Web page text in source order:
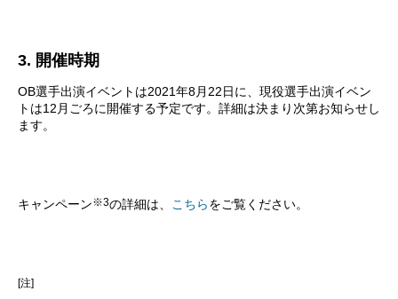
3. 開催時期
OB選手出演イベントは2021年8月22日に、現役選手出演イベン
トは12月ごろに開催する予定です。詳細は決まり次第お知らせし
ます。
キャンペーン※3の詳細は、 こちらをご覧ください。
[注]